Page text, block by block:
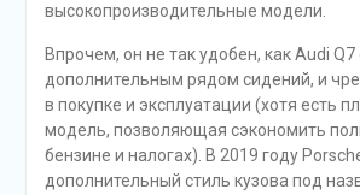
высокопроизводительные модели.
Впрочем, он не так удобен, как Audi Q7
дополнительным рядом сидений, и
в покупке и эксплуатации (хотя есть
модель, позволяющая сэкономить
бензине и налогах). В 2019 году
дополнительный стиль кузова под